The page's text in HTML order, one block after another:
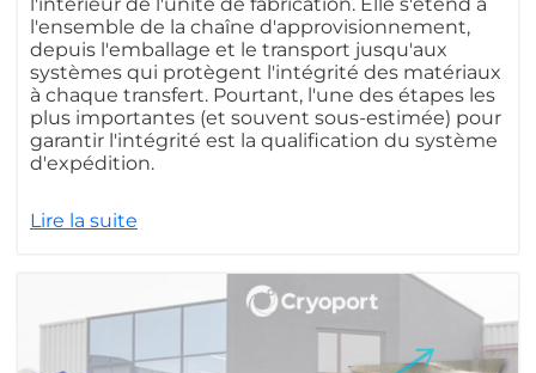
l'ensemble de la chaîne d'approvisionnement,
depuis l'emballage et le transport jusqu'aux
systèmes qui protègent l'intégrité des matériaux
à chaque transfert. Pourtant, l'une des étapes les
plus importantes (et souvent sous-estimée) pour
garantir l'intégrité est la qualification du système
d'expédition.
Lire la suite